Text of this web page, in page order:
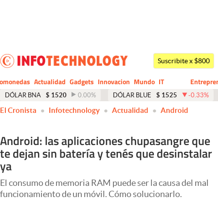
Dólar
Economía y Política
Finanzas y Mercados
Negocios
Columnistas
Otras secciones
Suscribite x $800
Actualidad Gadgets Innovacion Mundo
CIO
IT
Business
DÓLAR BNA $ 1520 0.00% DÓLAR BLUE $ 1525 -0.33%
El Cronista Infotechnology Actualidad Android
Android: las aplicaciones chupasangre que
te dejan sin batería y tenés que desinstalar
ya
El consumo de memoria RAM puede ser la causa del mal
funcionamiento de un móvil. Cómo solucionarlo.